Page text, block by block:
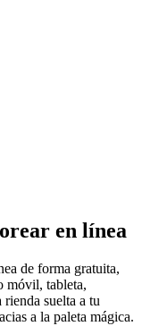
en línea
de forma gratuita,
móvil, tableta,
suelta a tu
a la paleta mágica.